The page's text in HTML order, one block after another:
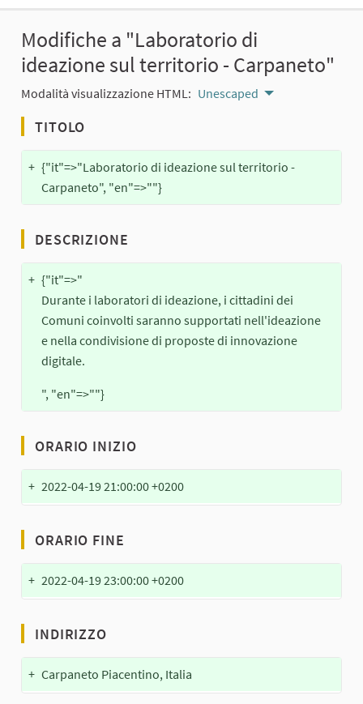
Modifiche a "Laboratorio di
ideazione sul territorio - Carpaneto"
Modalità visualizzazione HTML: Unescaped
TITOLO
+ {"it"=>"Laboratorio di ideazione sul territorio -
Carpaneto", "en"=>""}
DESCRIZIONE
+ {"it"=>"
Durante i laboratori di ideazione, i cittadini dei
Comuni coinvolti saranno supportati nell'ideazione
e nella condivisione di proposte di innovazione
digitale.
", "en"=>""}
ORARIO INIZIO
+ 2022-04-19 21:00:00 +0200
ORARIO FINE
+ 2022-04-19 23:00:00 +0200
INDIRIZZO
+ Carpaneto Piacentino, Italia